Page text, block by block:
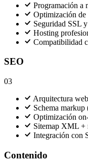
Programación a
Optimización
Seguridad SSL
Hosting
Compatibilidad
SEO
03
Arquitectura
Schema markup
Optimización
Sitemap XML +
Integración con
Contenido